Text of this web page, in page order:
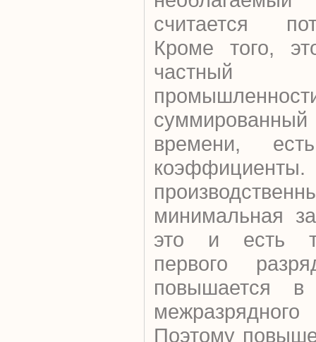
считается
Кроме того,
частный
времени,
коэффициенты.
минимальная
это и есть
первого
повышается в
Поэтому